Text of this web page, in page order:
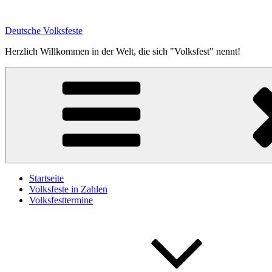
springen
Deutsche Volksfeste
Herzlich Willkommen in der Welt, die sich "Volksfest" nennt!
Startseite
Volksfeste in Zahlen
Volksfesttermine